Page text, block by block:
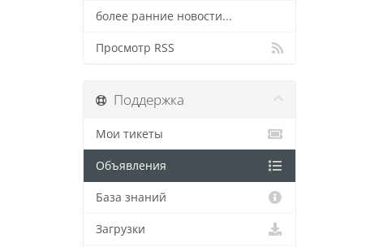
более ранние новости...
Просмотр RSS
Поддержка
Мои тикеты
Объявления
База знаний
Загрузки